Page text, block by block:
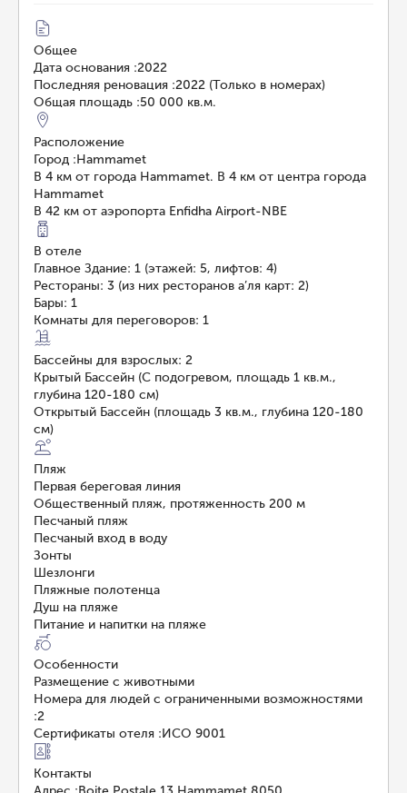
Общее
Дата основания :2022
Последняя реновация :2022 (Только в номерах)
Общая площадь :50 000 кв.м.
Расположение
Город :Hammamet
В 4 км от города Hammamet. В 4 км от центра города
Hammamet
В 42 км от аэропорта Enfidha Airport-NBE
В отеле
Главное Здание: 1 (этажей: 5, лифтов: 4)
Рестораны: 3 (из них ресторанов а’ля карт: 2)
Бары: 1
Комнаты для переговоров: 1
Бассейны для взрослых: 2
Крытый Бассейн (С подогревом, площадь 1 кв.м.,
глубина 120-180 см)
Открытый Бассейн (площадь 3 кв.м., глубина 120-180
см)
Пляж
Первая береговая линия
Общественный пляж, протяженность 200 м
Песчаный пляж
Песчаный вход в воду
Зонты
Шезлонги
Пляжные полотенца
Душ на пляже
Питание и напитки на пляже
Особенности
Размещение с животными
Номера для людей с ограниченными возможностями
:2
Сертификаты отеля :ИСО 9001
Контакты